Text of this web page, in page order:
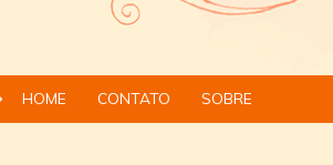
HOME CONTATO SOBRE